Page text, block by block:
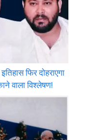
फिर दोहराएगा
वाला विश्लेषण!